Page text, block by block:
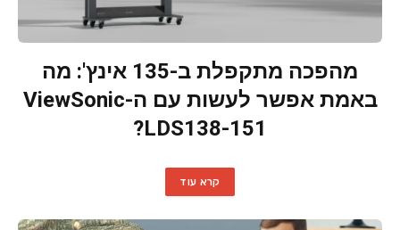
מהפכה מתקפלת ב-135 אינץ': מה
באמת אפשר לעשות עם ה-ViewSonic
LDS138-151?
קרא עוד